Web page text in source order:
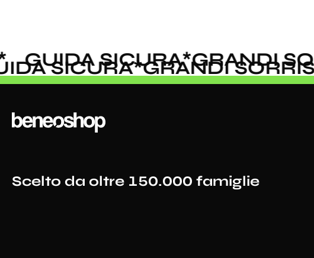
GUIDA SICURA*GRANDI
SICURA*GRANDI
Scelto da oltre 150.000 famiglie